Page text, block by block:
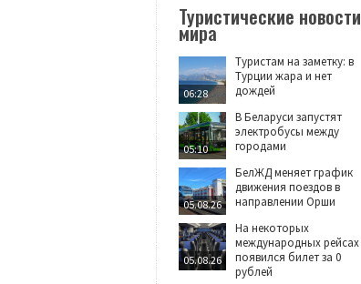
Туристические новости
мира
06:28
Туристам на заметку: в
Турции жара и нет
дождей
05:10
В Беларуси запустят
электробусы между
городами
05.08.26
БелЖД меняет график
движения поездов в
направлении Орши
05.08.26
На некоторых
международных рейсах
появился билет за 0
рублей